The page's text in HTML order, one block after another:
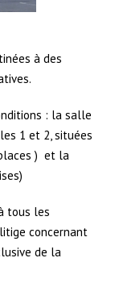
à des
: la salle
1 et 2, situées
) et la
tous les
concernant
de la